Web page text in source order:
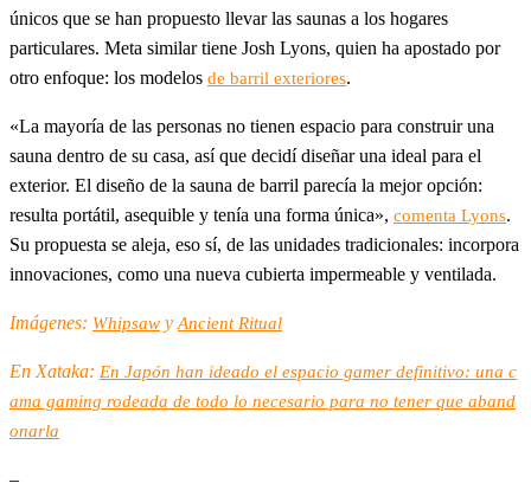
únicos que se han propuesto llevar las saunas a los hogares
particulares. Meta similar tiene Josh Lyons, quien ha apostado por
otro enfoque: los modelos de barril exteriores.
«La mayoría de las personas no tienen espacio para construir una
sauna dentro de su casa, así que decidí diseñar una ideal para el
exterior. El diseño de la sauna de barril parecía la mejor opción:
resulta portátil, asequible y tenía una forma única», comenta Lyons.
Su propuesta se aleja, eso sí, de las unidades tradicionales: incorpora
innovaciones, como una nueva cubierta impermeable y ventilada.
Imágenes: Whipsaw y Ancient Ritual
En Xataka: En Japón han ideado el espacio gamer definitivo: una c
ama gaming rodeada de todo lo necesario para no tener que aband
onarla
–